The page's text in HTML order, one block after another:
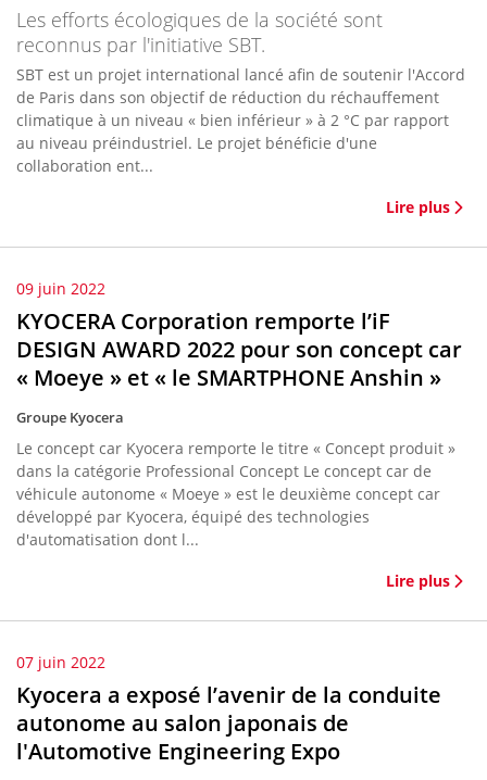
Les efforts écologiques de la société sont
reconnus par l'initiative SBT.
SBT est un projet international lancé afin de soutenir l'Accord
de Paris dans son objectif de réduction du réchauffement
climatique à un niveau « bien inférieur » à 2 °C par rapport
au niveau préindustriel. Le projet bénéficie d'une
collaboration ent...
Lire plus
09 juin 2022
KYOCERA Corporation remporte l’iF
DESIGN AWARD 2022 pour son concept car
« Moeye » et « le SMARTPHONE Anshin »
Groupe Kyocera
Le concept car Kyocera remporte le titre « Concept produit »
dans la catégorie Professional Concept Le concept car de
véhicule autonome « Moeye » est le deuxième concept car
développé par Kyocera, équipé des technologies
d'automatisation dont l...
Lire plus
07 juin 2022
Kyocera a exposé l’avenir de la conduite
autonome au salon japonais de
l'Automotive Engineering Expo